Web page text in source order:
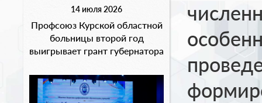
14 июля 2026
Профсоюз Курской областной
больницы второй год
выигрывает грант губернатора